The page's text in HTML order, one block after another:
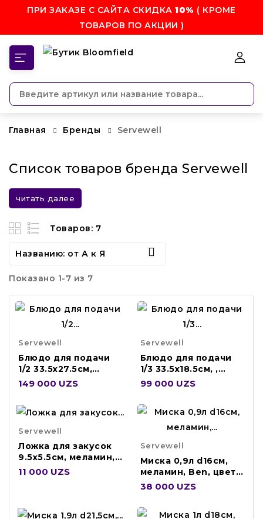
ПРИ ЗАКАЗЕ С САЙТА СКИДКА10% ( КРОМЕ
ТОВАРОВ ПО АКЦИИ )
Главная Бренды Servewell
Список товаров бренда Servewell
читать далее
Товаров: 7
Названию: от А к Я 
Показано 1-7 из 7
Servewell
Блюдо для подачи
1/2 33.5x27.5см,
меламин, Glossy, K-
149 000 UZS
Servewell
Блюдо для подачи
1/3 33.5x18.5см, ,
Glossy, цвет B K-
99 000 UZS
Servewell
Ложка для закусок
9.5x5.5см, меламин,
Piccaso, цве H-2307
11 000 UZS
Servewell
Миска 0,9л d16см,
меламин, Ben, цвет
белый S-2596
38 000 UZS